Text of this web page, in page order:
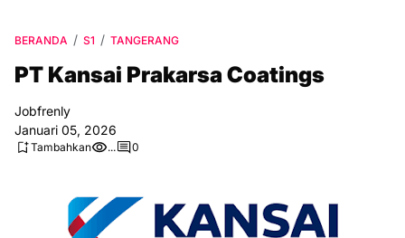
BERANDA S1 TANGERANG
PT Kansai Prakarsa Coatings
Jobfrenly
Januari 05, 2026
Tambahkan ... 0